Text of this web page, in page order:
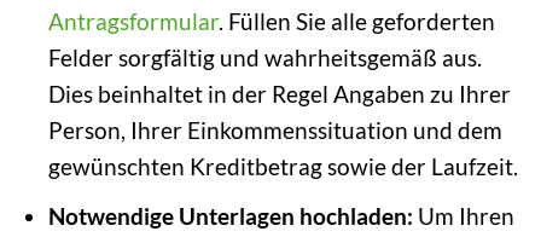
Antragsformular. Füllen Sie alle geforderten
Felder sorgfältig und wahrheitsgemäß aus.
Dies beinhaltet in der Regel Angaben zu Ihrer
Person, Ihrer Einkommenssituation und dem
gewünschten Kreditbetrag sowie der Laufzeit.
Notwendige Unterlagen hochladen: Um Ihren